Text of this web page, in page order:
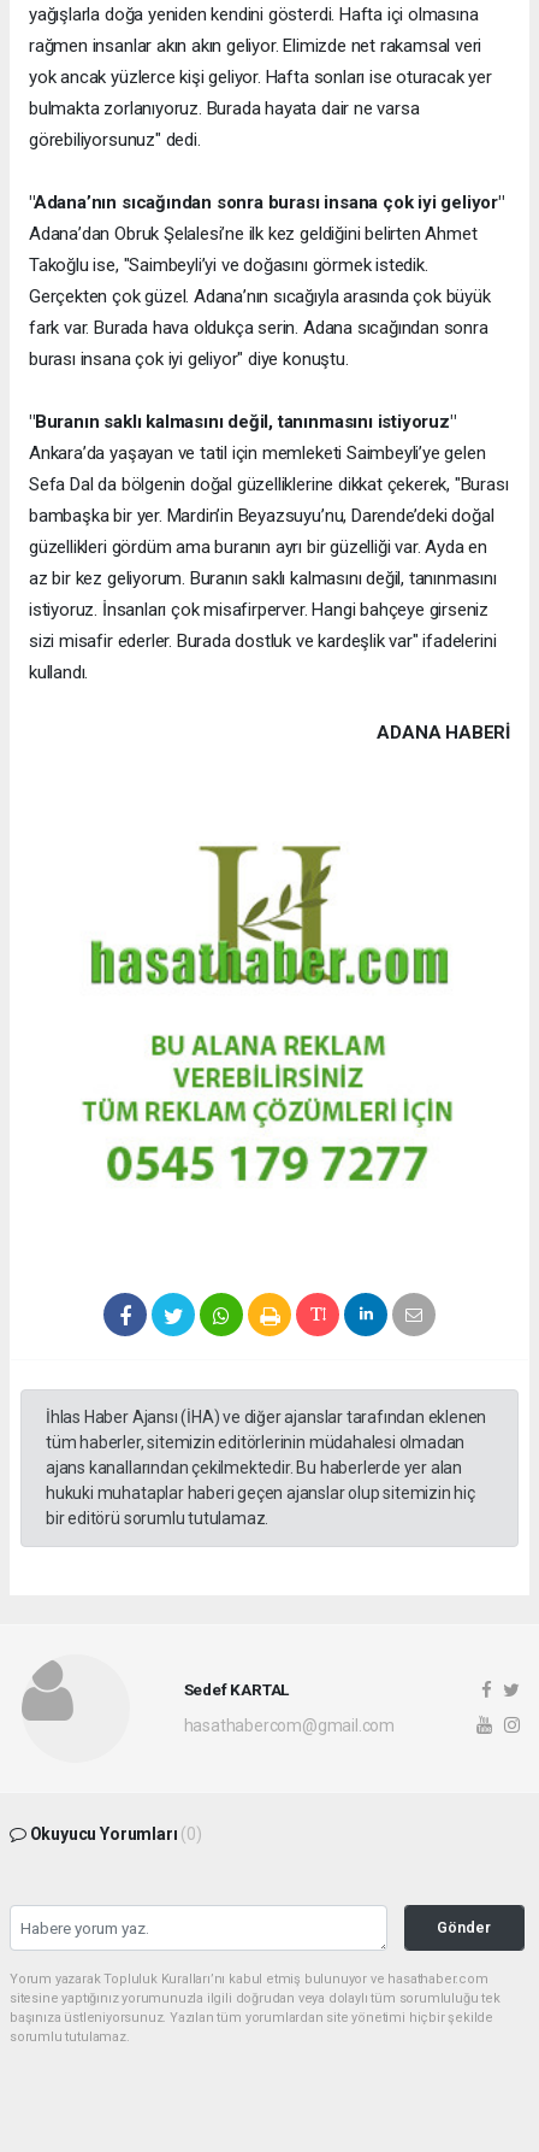
yağışlarla doğa yeniden kendini gösterdi. Hafta içi olmasına
rağmen insanlar akın akın geliyor. Elimizde net rakamsal veri
yok ancak yüzlerce kişi geliyor. Hafta sonları ise oturacak yer
bulmakta zorlanıyoruz. Burada hayata dair ne varsa
görebiliyorsunuz" dedi.
"Adana’nın sıcağından sonra burası insana çok iyi geliyor"
Adana’dan Obruk Şelalesi’ne ilk kez geldiğini belirten Ahmet
Takoğlu ise, "Saimbeyli’yi ve doğasını görmek istedik.
Gerçekten çok güzel. Adana’nın sıcağıyla arasında çok büyük
fark var. Burada hava oldukça serin. Adana sıcağından sonra
burası insana çok iyi geliyor" diye konuştu.
"Buranın saklı kalmasını değil, tanınmasını istiyoruz"
Ankara’da yaşayan ve tatil için memleketi Saimbeyli’ye gelen
Sefa Dal da bölgenin doğal güzelliklerine dikkat çekerek, "Burası
bambaşka bir yer. Mardin’in Beyazsuyu’nu, Darende’deki doğal
güzellikleri gördüm ama buranın ayrı bir güzelliği var. Ayda en
az bir kez geliyorum. Buranın saklı kalmasını değil, tanınmasını
istiyoruz. İnsanları çok misafirperver. Hangi bahçeye girseniz
sizi misafir ederler. Burada dostluk ve kardeşlik var" ifadelerini
kullandı.
ADANA HABERİ
İhlas Haber Ajansı (İHA) ve diğer ajanslar tarafından eklenen
tüm haberler, sitemizin editörlerinin müdahalesi olmadan
ajans kanallarından çekilmektedir. Bu haberlerde yer alan
hukuki muhataplar haberi geçen ajanslar olup sitemizin hiç
bir editörü sorumlu tutulamaz.
Sedef KARTAL
hasathabercom@gmail.com
Okuyucu Yorumları (0)
Gönder
Yorum yazarak Topluluk Kuralları’nı kabul etmiş bulunuyor ve hasathaber.com
sitesine yaptığınız yorumunuzla ilgili doğrudan veya dolaylı tüm sorumluluğu tek
başınıza üstleniyorsunuz. Yazılan tüm yorumlardan site yönetimi hiçbir şekilde
sorumlu tutulamaz.